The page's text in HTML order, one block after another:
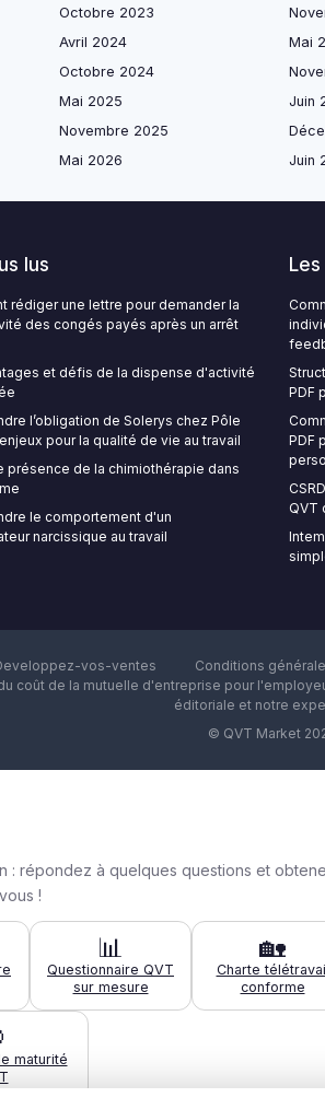
Octobre 2023
Avril 2024 Mai
Octobre 2024
Mai 2025 Juin
Novembre 2025
Mai 2026 Juin
lus
rédiger une lettre pour demander la
des congés payés après un arrêt
et défis de la dispense d'activité
l’obligation de Solerys chez Pôle
pour la qualité de vie au travail
présence de la chimiothérapie dans
le comportement d'un
narcissique au travail
PDF
PDF
QVT
vos-ventes Conditions
coût de la mutuelle d'entreprise pour
éditoriale et notre
© QVT Market
: répondez à quelques questions et
!
📊
Questionnaire QVT
sur mesure
🏡
Charte
conforme
maturité